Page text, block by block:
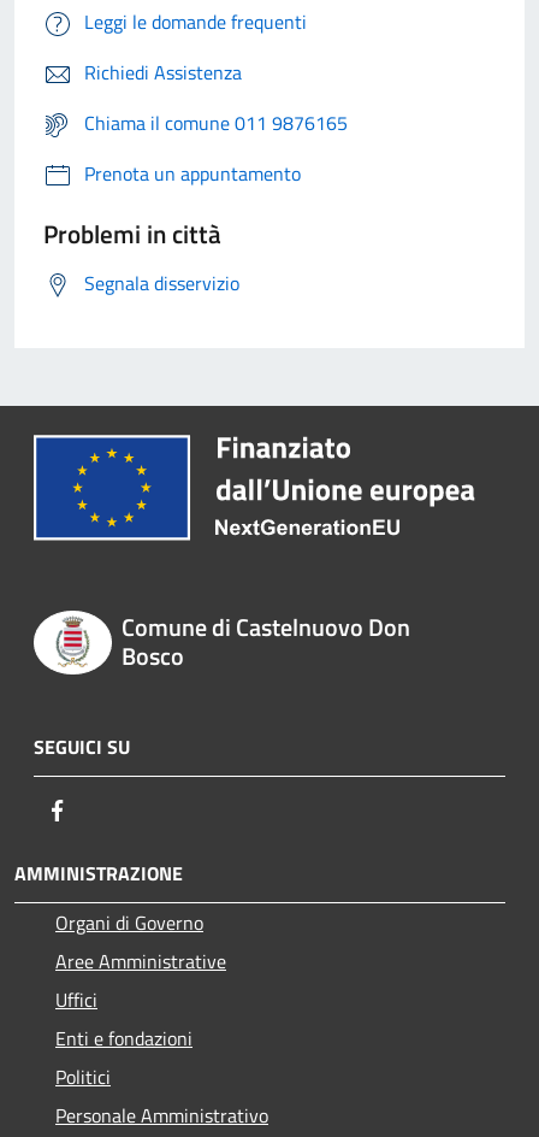
Leggi le domande frequenti
Richiedi Assistenza
Chiama il comune 011 9876165
Prenota un appuntamento
Problemi in città
Segnala disservizio
Comune di Castelnuovo Don
Bosco
SEGUICI SU
AMMINISTRAZIONE
Organi di Governo
Aree Amministrative
Uffici
Enti e fondazioni
Politici
Personale Amministrativo